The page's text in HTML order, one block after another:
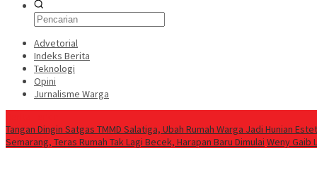
Advetorial
Indeks Berita
Teknologi
Opini
Jurnalisme Warga
Tangan Dingin Satgas TMMD Salatiga, Ubah Rumah Warga Jadi Hunian
Semarang, Teras Rumah Tak Lagi Becek, Harapan Baru Dimulai Weny Gaib